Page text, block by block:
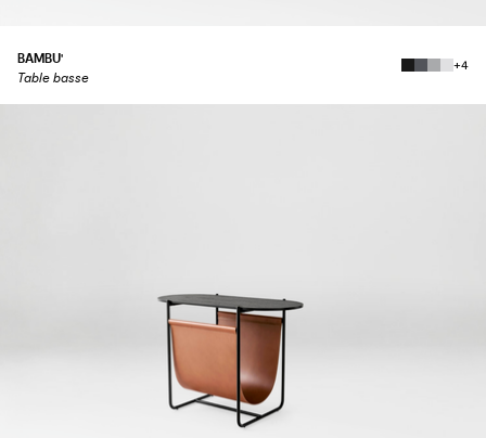
BAMBU'
Table basse
+4